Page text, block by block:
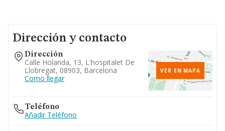
Dirección y contacto
Dirección
Calle Holanda, 13, L'hospitalet De
Llobregat, 08903, Barcelona
Como llegar
VER EN MAPA
Teléfono
Añadir Teléfono